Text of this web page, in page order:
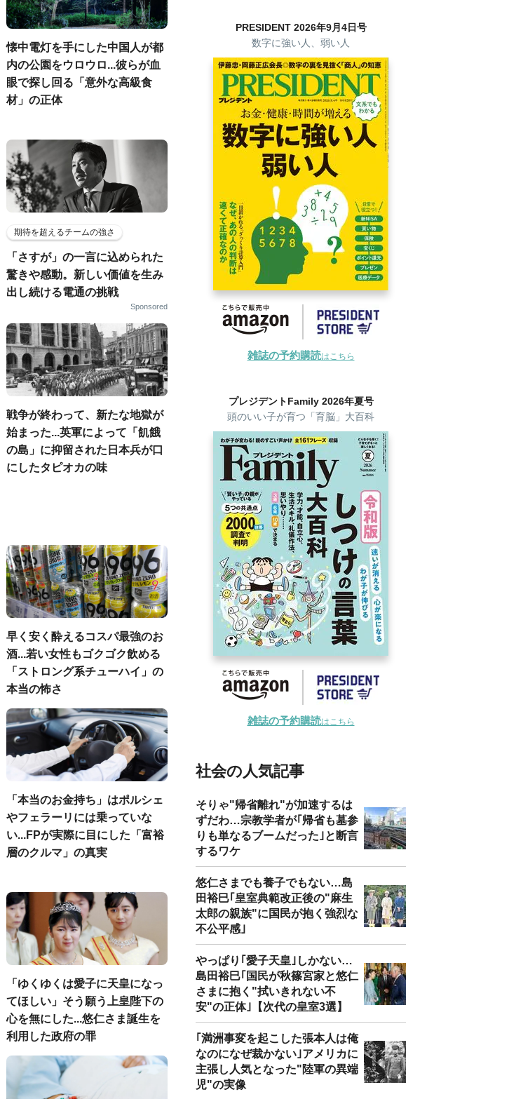
懐中電灯を手にした中国人が都
内の公園をウロウロ...彼らが血
眼で探し回る「意外な高級食
材」の正体
期待を超えるチームの強さ
「さすが」の一言に込められた
驚きや感動。新しい価値を生み
出し続ける電通の挑戦
Sponsored
戦争が終わって、新たな地獄が
始まった...英軍によって「飢餓
の島」に抑留された日本兵が口
にしたタピオカの味
早く安く酔えるコスパ最強のお
酒...若い女性もゴクゴク飲める
「ストロング系チューハイ」の
本当の怖さ
「本当のお金持ち」はポルシェ
やフェラーリには乗っていな
い...FPが実際に目にした「富裕
層のクルマ」の真実
「ゆくゆくは愛子に天皇になっ
てほしい」そう願う上皇陛下の
心を無にした...悠仁さま誕生を
利用した政府の罪
PRESIDENT 2026年9月4日号
数字に強い人、弱い人
雑誌の予約購読はこちら
プレジデントFamily 2026年夏号
頭のいい子が育つ「育脳」大百科
雑誌の予約購読はこちら
社会の人気記事
そりゃ"帰省離れ"が加速するは
ずだわ…宗教学者が｢帰省も墓参
りも単なるブームだった｣と断言
するワケ
悠仁さまでも養子でもない…島
田裕巳｢皇室典範改正後の"麻生
太郎の親族"に国民が抱く強烈な
不公平感｣
やっぱり｢愛子天皇｣しかない…
島田裕巳｢国民が秋篠宮家と悠仁
さまに抱く"拭いきれない不
安"の正体｣【次代の皇室3選】
｢満洲事変を起こした張本人は俺
なのになぜ裁かない｣アメリカに
主張し人気となった"陸軍の異端
児"の実像